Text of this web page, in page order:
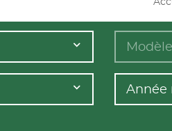
Modèle
Année